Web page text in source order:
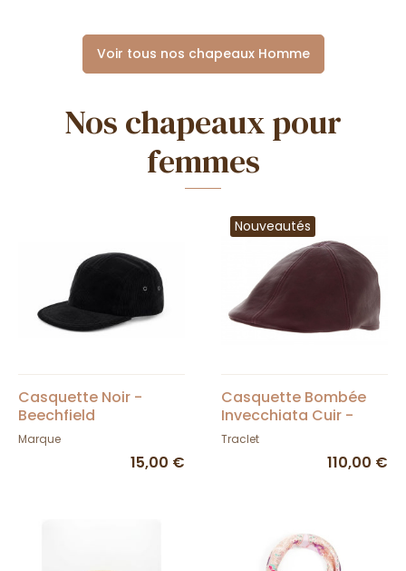
Voir tous nos chapeaux Homme
Nos chapeaux pour
femmes
Casquette Noir -
Beechfield
Marque
15,00 €
Nouveautés
Casquette Bombée
Invecchiata Cuir -
Traclet
Traclet
110,00 €